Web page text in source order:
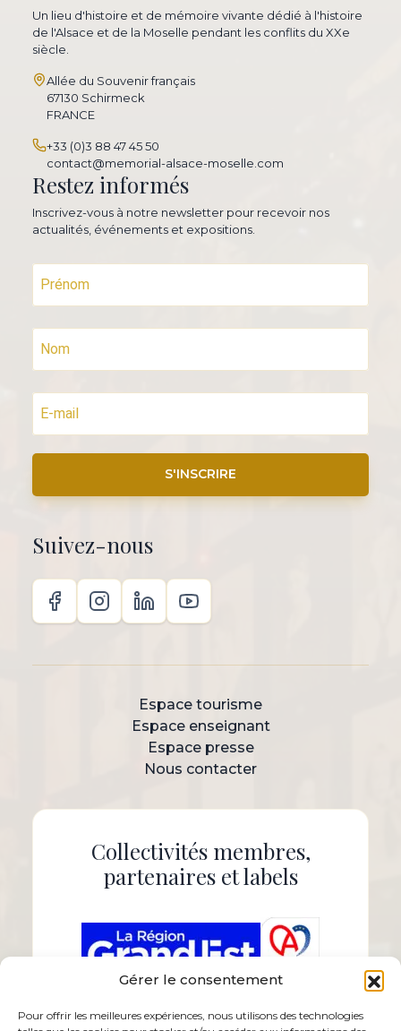
Gérer le consentement
Pour offrir les meilleures expériences, nous utilisons des technologies
Un lieu d'histoire et de mémoire vivante dédié à l'histoire
de l'Alsace et de la Moselle pendant les conflits du XXe
siècle.
Allée du Souvenir français
67130 Schirmeck
FRANCE
+33 (0)3 88 47 45 50
contact@memorial-alsace-moselle.com
Restez informés
Inscrivez-vous à notre newsletter pour recevoir nos
actualités, événements et expositions.
S'INSCRIRE
Suivez-nous
Espace tourisme
Espace enseignant
Espace presse
Nous contacter
Collectivités membres,
partenaires et labels